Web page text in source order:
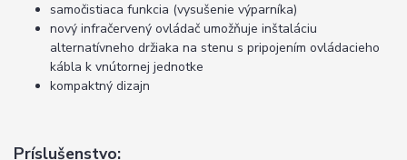
samočistiaca funkcia (vysušenie výparníka)
nový infračervený ovládač umožňuje inštaláciu
alternatívneho držiaka na stenu s pripojením ovládacieho
kábla k vnútornej jednotke
kompaktný dizajn
Príslušenstvo: